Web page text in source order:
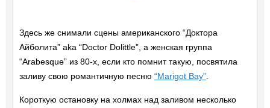
Здесь же снимали сцены американского “Доктора
Айболита” aka “Doctor Dolittle”, а женская группа
“Arabesque” из 80-х, если кто помнит такую, посвятила
заливу свою романтичную песню “Marigot Bay”.
Короткую остановку на холмах над заливом несколько